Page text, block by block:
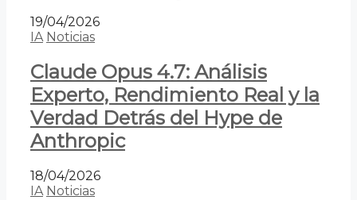
19/04/2026
IA Noticias
Claude Opus 4.7: Análisis
Experto, Rendimiento Real y la
Verdad Detrás del Hype de
Anthropic
18/04/2026
IA Noticias